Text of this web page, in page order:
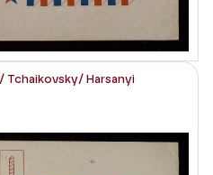
Tchaikovsky/ Harsanyi